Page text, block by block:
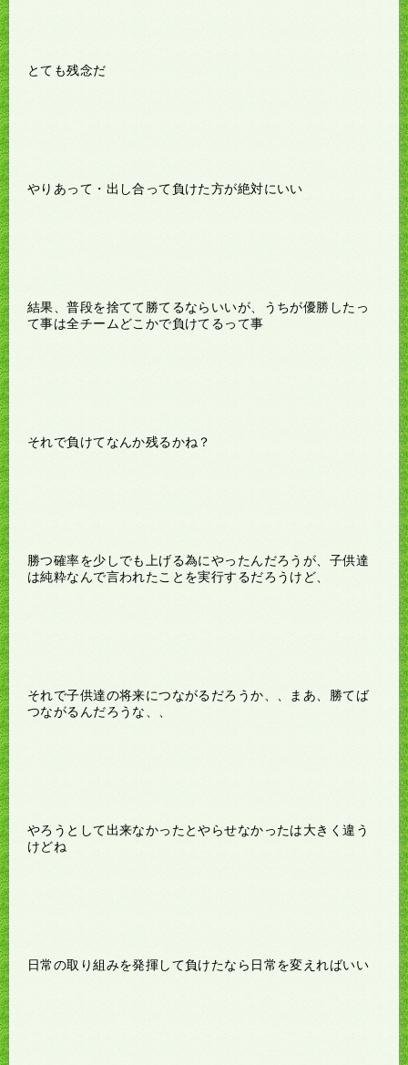
とても残念だ
やりあって・出し合って負けた方が絶対にいい
結果、普段を捨てて勝てるならいいが、うちが優勝したっ
て事は全チームどこかで負けてるって事
それで負けてなんか残るかね？
勝つ確率を少しでも上げる為にやったんだろうが、子供達
は純粋なんで言われたことを実行するだろうけど、
それで子供達の将来につながるだろうか、、まあ、勝てば
つながるんだろうな、、
やろうとして出来なかったとやらせなかったは大きく違う
けどね
日常の取り組みを発揮して負けたなら日常を変えればいい